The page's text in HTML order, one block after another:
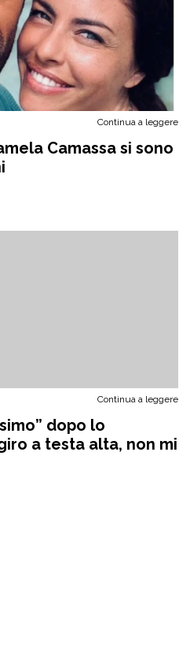
Continua a leggere
Camassa si sono
Continua a leggere
dopo lo
a testa alta, non mi